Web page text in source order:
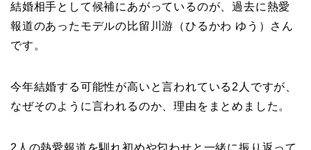
結婚相手として候補にあがっているのが、過去に熱愛
報道のあったモデルの比留川游（ひるかわ ゆう）さん
です。
今年結婚する可能性が高いと言われている2人ですが、
なぜそのように言われるのか、理由をまとめました。
2人の熱愛報道を馴れ初めや匂わせと一緒に振り返って